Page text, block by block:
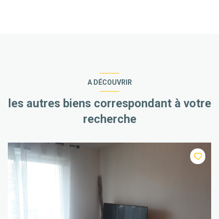
A DÉCOUVRIR
les autres biens correspondant à votre
recherche